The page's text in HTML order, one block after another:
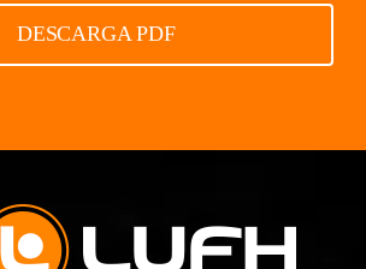
DESCARGA PDF